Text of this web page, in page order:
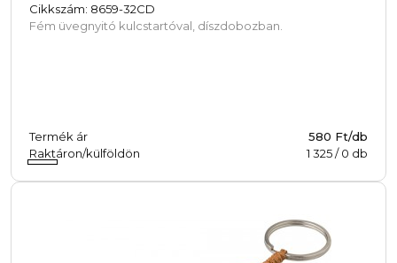
Cikkszám: 8659-32CD
Fém üvegnyitó kulcstartóval, díszdobozban.
Termék ár
580 Ft/db
Raktáron/külföldön
1 325/0 db